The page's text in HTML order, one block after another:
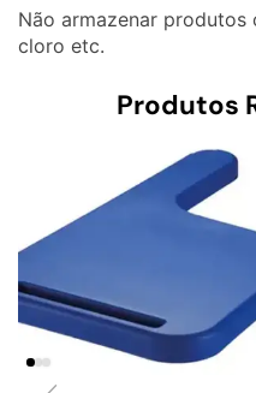
Não armazenar
cloro etc.
Produtos